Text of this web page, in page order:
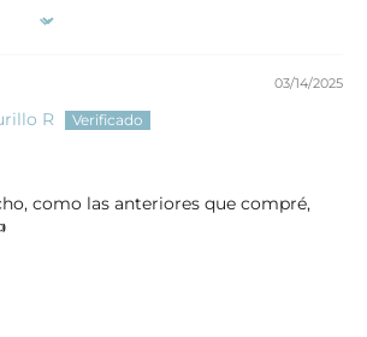
03/14/2025
R
como las anteriores que compré,